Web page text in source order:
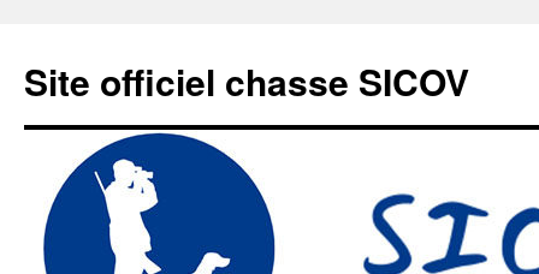
contenu
Site officiel chasse SICOV